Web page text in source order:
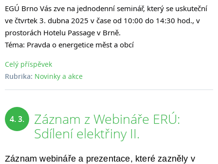
EGÚ Brno Vás zve na jednodenní seminář, který se uskuteční
ve čtvrtek 3. dubna 2025 v čase od 10:00 do 14:30 hod., v
prostorách Hotelu Passage v Brně.
Téma: Pravda o energetice měst a obcí
Celý příspěvek
Rubrika: Novinky a akce
4. 3.
Záznam z Webináře ERÚ:
Sdílení elektřiny II.
Záznam webináře a prezentace, které zazněly v